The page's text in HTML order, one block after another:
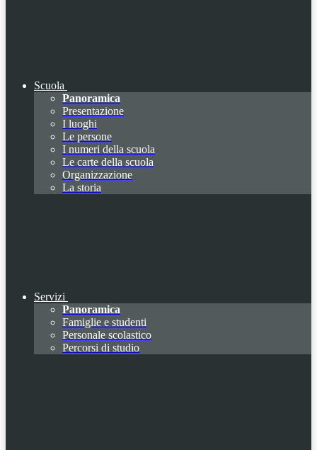
Scuola
Panoramica
Presentazione
I luoghi
Le persone
I numeri della scuola
Le carte della scuola
Organizzazione
La storia
Servizi
Panoramica
Famiglie e studenti
Personale scolastico
Percorsi di studio